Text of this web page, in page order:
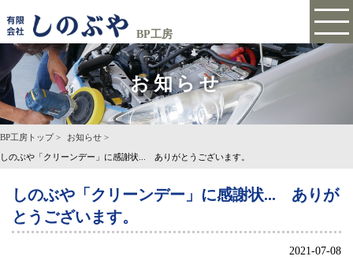
BP工房
お知らせ
BP工房トップ お知らせ
しのぶや「クリーンデー」に感謝状... ありがとうございます。
しのぶや「クリーンデー」に感謝状... ありが
とうございます。
2021-07-08